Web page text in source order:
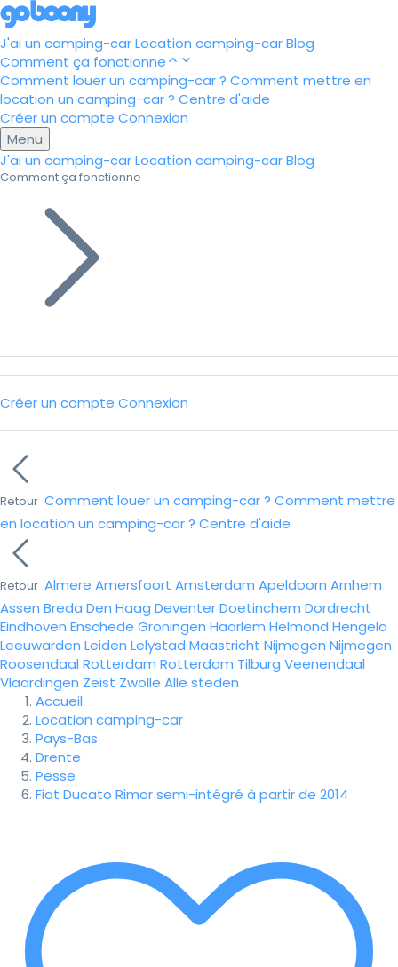
J'ai un camping-carLocation camping-carBlog
Comment ça fonctionne
Comment louer un camping-car ? Comment mettre en
location un camping-car ? Centre d'aide
Créer un compte Connexion
Menu
J'ai un camping-carLocation camping-carBlog
Comment ça fonctionne
Créer un compte Connexion
Retour Comment louer un camping-car ? Comment mettre
en location un camping-car ? Centre d'aide
Retour Almere Amersfoort Amsterdam Apeldoorn Arnhem
Assen Breda Den Haag DeventerDoetinchem Dordrecht
Eindhoven Enschede Groningen Haarlem Helmond Hengelo
Leeuwarden Leiden Lelystad Maastricht Nijmegen Nijmegen
Roosendaal Rotterdam Rotterdam Tilburg Veenendaal
Vlaardingen Zeist Zwolle Alle steden
Accueil
Location camping-car
Pays-Bas
Drente
Pesse
Fiat Ducato Rimor semi-intégré à partir de 2014